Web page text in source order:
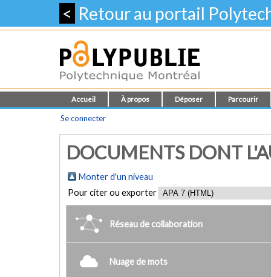
< Retour au portail
Accueil À propos Déposer Parcourir
Se connecter
DOCUMENTS DONT
Monter d'un niveau
Pour citer ou exporter
Réseau de collaboration
Nuage de mots